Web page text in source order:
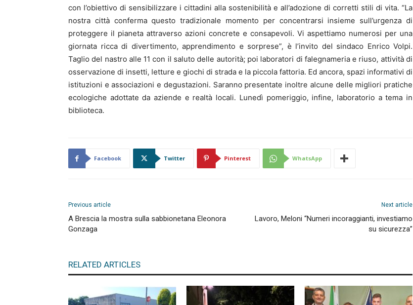
con l’obiettivo di sensibilizzare i cittadini alla sostenibilità e all’adozione di corretti stili di vita. “La
nostra città conferma questo tradizionale momento per concentrarsi insieme sull’urgenza di
proteggere il pianeta attraverso azioni concrete e consapevoli. Vi aspettiamo numerosi per una
giornata ricca di divertimento, apprendimento e sorprese”, è l’invito del sindaco Enrico Volpi.
Taglio del nastro alle 11 con il saluto delle autorità; poi laboratori di falegnameria e riuso, attività di
osservazione di insetti, letture e giochi di strada e la piccola fattoria. Ed ancora, spazi informativi di
istituzioni e associazioni e degustazioni. Saranno presentate inoltre alcune delle migliori pratiche
ecologiche adottate da aziende e realtà locali. Lunedì pomeriggio, infine, laboratorio a tema in
biblioteca.
Facebook Twitter Pinterest WhatsApp
Previous article
A Brescia la mostra sulla sabbionetana Eleonora
Gonzaga
Next article
Lavoro, Meloni “Numeri incoraggianti, investiamo
su sicurezza”
RELATED ARTICLES